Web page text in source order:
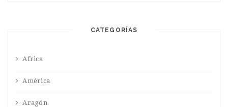
CATEGORÍAS
Africa
América
Aragón